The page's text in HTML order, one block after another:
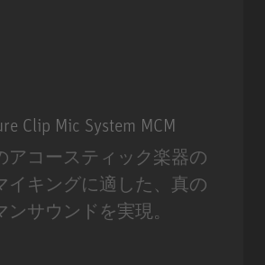
Clip Mic System MCM
アコースティック楽器の
イキングに適した、真の
ンサウンドを実現。